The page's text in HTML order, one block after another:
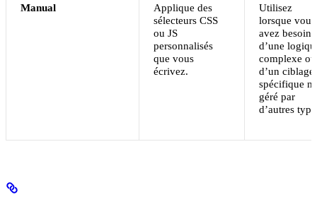
Manual
Applique des
sélecteurs CSS
ou JS
personnalisés
que vous
écrivez.
Utilisez
lorsque vous
avez besoin
d’une
complexe ou
d’un ciblage
spécifique
géré par
d’autres